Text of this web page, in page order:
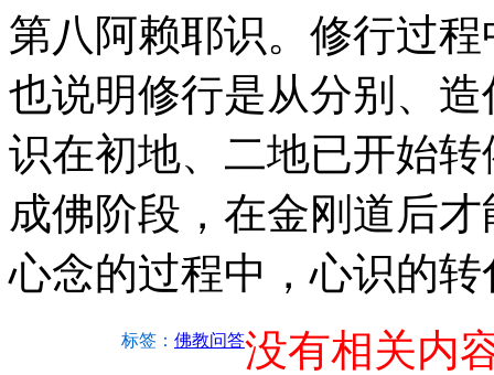
第八阿赖耶识。修行过
也说明修行是从分别、
识在初地、二地已开始
成佛阶段，在金刚道后
心念的过程中，心识的
标签： 佛教问答没有相关内